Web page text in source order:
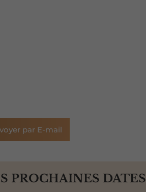
par E-mail
PROCHAINES DATES